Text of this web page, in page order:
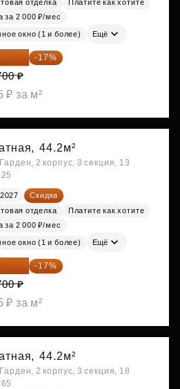
отделка
Платите как хотите
за 2 000 ₽/мес
окно (1 и более) Ещё
701 ₽ -17%
₽
₽ за м²
44.2м²
2 корпус, 3 секция, 13
Скидка
отделка
Платите как хотите
за 2 000 ₽/мес
окно (1 и более) Ещё
701 ₽ -17%
₽
₽ за м²
44.2м²
2 корпус, 3 секция, 18